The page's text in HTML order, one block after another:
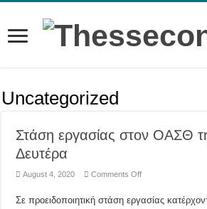
Uncategorized
Στάση εργασίας στον ΟΑΣΘ
Δευτέρα
August 4, 2020 Comments Offon
στον
Σε προειδοποιητική στάση εργασίας